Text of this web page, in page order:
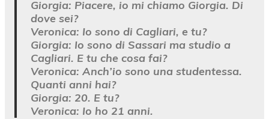
Giorgia: Piacere, io mi chiamo Giorgia. Di
dove sei?
Veronica: Io sono di Cagliari, e tu?
Giorgia: Io sono di Sassari ma studio a
Cagliari. E tu che cosa fai?
Veronica: Anch’io sono una studentessa.
Quanti anni hai?
Giorgia: 20. E tu?
Veronica: Io ho 21 anni.